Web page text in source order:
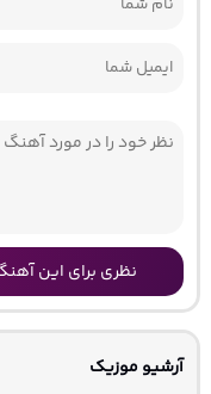
نظری برای این
آرشیو موزیک